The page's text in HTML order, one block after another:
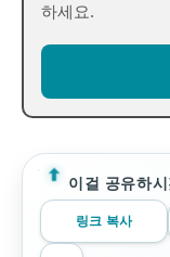
하세요.
이걸 공유하
링크 복사